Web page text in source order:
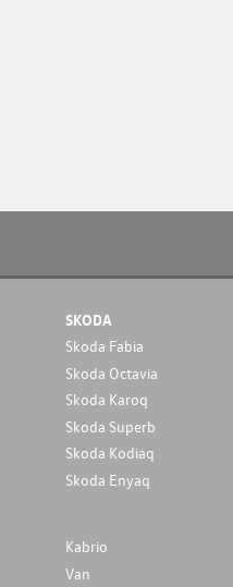
SKODA
Skoda Fabia
Skoda Octavia
Skoda Karoq
Skoda Superb
Skoda Kodiaq
Skoda Enyaq
Kabrio
Van